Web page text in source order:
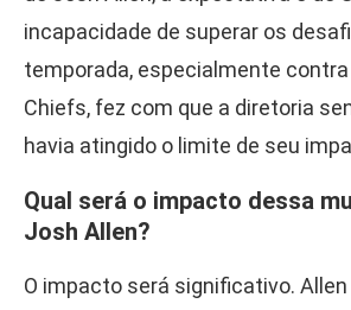
incapacidade de superar os
temporada, especialmente
Chiefs, fez com que a diretoria
havia atingido o limite de seu
Qual será o impacto dessa
Josh Allen?
O impacto será significativo.